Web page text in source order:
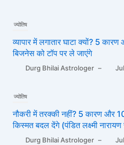
ज्योतिष
व्यापार में लगातार घाटा क्यों? 5
बिजनेस को टॉप पर ले जाएंगे
Durg Bhilai Astrologer –
ज्योतिष
नौकरी में तरक्की नहीं? 5 कारण और
किस्मत बदल देंगे (पंडित लक्ष्मी नारायण
Durg Bhilai Astrologer –